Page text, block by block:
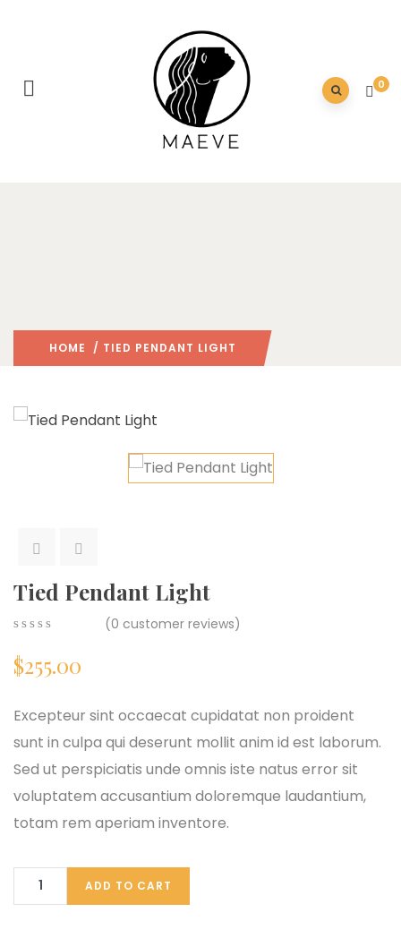
0
HOME / TIED PENDANT LIGHT
Tied Pendant Light
out
of
on
customer
ratings
(0 customer reviews)
$255.00
Excepteur sint occaecat cupidatat non proident
sunt in culpa qui deserunt mollit anim id est laborum.
Sed ut perspiciatis unde omnis iste natus error sit
voluptatem accusantium doloremque laudantium,
totam rem aperiam inventore.
ADD TO CART